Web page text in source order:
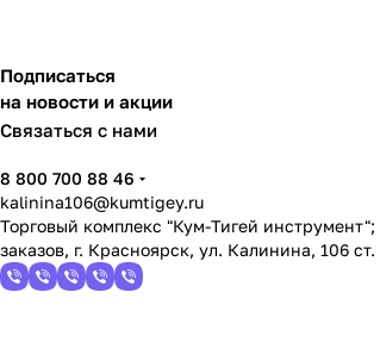
Подписаться
на новости и акции
Связаться с нами
8 800 700 88 46
kalinina106@kumtigey.ru
Торговый комплекс "Кум-Тигей
заказов, г. Красноярск, ул. Калинина, 106 ст.